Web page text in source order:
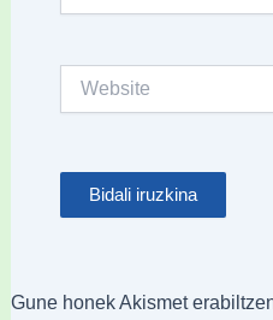
Website
Gune honek Akismet